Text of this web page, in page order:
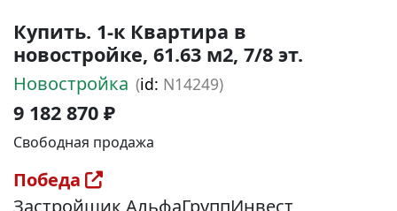
Купить. 1-к Квартира в
новостройке, 61.63 м2, 7/8 эт.
Новостройка (id: N14249)
9 182 870 ₽
Свободная продажа
Победа
Застройщик АльфаГруппИнвест